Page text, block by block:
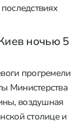
ночью 5
прогремели
Министерства
воздушная
столице и